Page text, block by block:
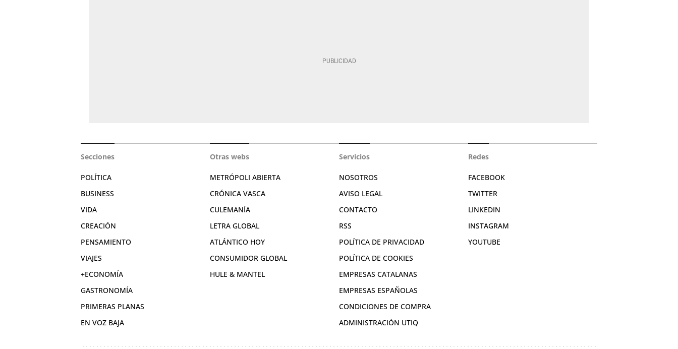
Secciones
POLÍTICA
BUSINESS
VIDA
CREACIÓN
PENSAMIENTO
VIAJES
+ECONOMÍA
GASTRONOMÍA
PRIMERAS PLANAS
EN VOZ BAJA
Otras webs
METRÓPOLI ABIERTA
CRÓNICA VASCA
CULEMANÍA
LETRA GLOBAL
ATLÁNTICO HOY
CONSUMIDOR GLOBAL
HULE & MANTEL
Servicios
NOSOTROS
AVISO LEGAL
CONTACTO
RSS
POLÍTICA DE PRIVACIDAD
POLÍTICA DE COOKIES
EMPRESAS CATALANAS
EMPRESAS ESPAÑOLAS
CONDICIONES DE COMPRA
ADMINISTRACIÓN UTIQ
Redes
FACEBOOK
TWITTER
LINKEDIN
INSTAGRAM
YOUTUBE